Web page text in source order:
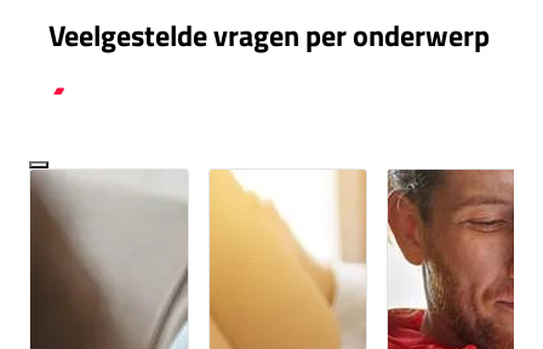
Veelgestelde vragen per onderwerp